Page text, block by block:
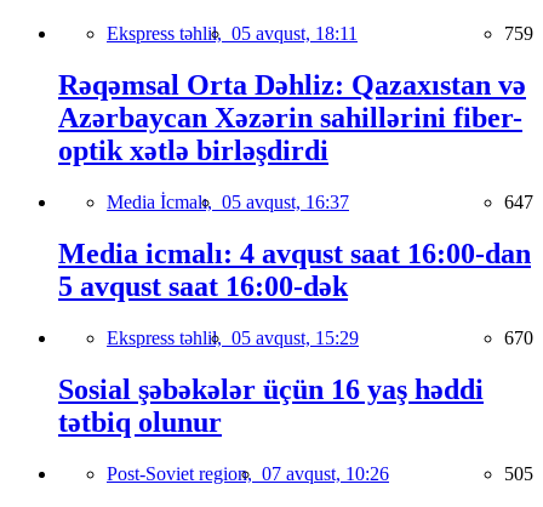
Ekspress təhlil, 05 avqust, 18:11 759
Rəqəmsal Orta Dəhliz: Qazaxıstan və
Azərbaycan Xəzərin sahillərini fiber-
optik xətlə birləşdirdi
Media İcmalı, 05 avqust, 16:37 647
Media icmalı: 4 avqust saat 16:00-dan
5 avqust saat 16:00-dək
Ekspress təhlil, 05 avqust, 15:29 670
Sosial şəbəkələr üçün 16 yaş həddi
tətbiq olunur
Post-Soviet region, 07 avqust, 10:26 505